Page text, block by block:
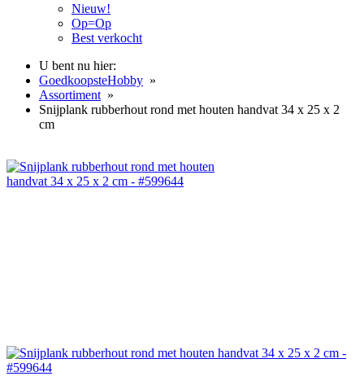
Nieuw!
Op=Op
Best verkocht
U bent nu hier:
GoedkoopsteHobby »
Assortiment »
Snijplank rubberhout rond met houten handvat 34 x 25 x 2
cm